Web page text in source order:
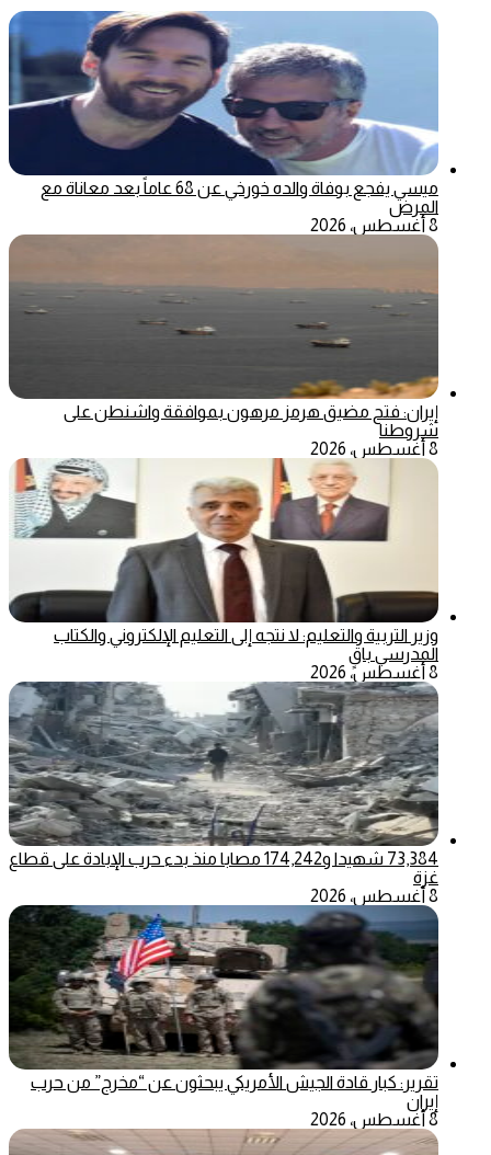
ميسي يفجع بوفاة والده خورخي عن 68 عاماً بعد معاناة مع
المرض
8 أغسطس، 2026
إيران: فتح مضيق هرمز مرهون بموافقة واشنطن على
شروطنا
8 أغسطس، 2026
وزير التربية والتعليم: لا نتجه إلى التعليم الإلكتروني والكتاب
المدرسي باقٍ
8 أغسطس، 2026
73,384 شهيدا و174,242 مصابا منذ بدء حرب الإبادة على قطاع
غزة
8 أغسطس، 2026
تقرير: كبار قادة الجيش الأمريكي يبحثون عن “مخرج” من حرب
إيران
8 أغسطس، 2026